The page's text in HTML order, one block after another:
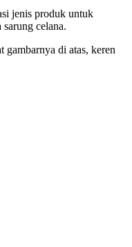
jenis produk untuk
celana.
gambarnya di atas, keren